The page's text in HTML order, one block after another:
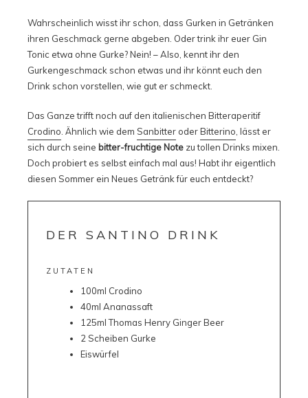
Wahrscheinlich wisst ihr schon, dass Gurken in Getränken
ihren Geschmack gerne abgeben. Oder trink ihr euer Gin
Tonic etwa ohne Gurke? Nein! – Also, kennt ihr den
Gurkengeschmack schon etwas und ihr könnt euch den
Drink schon vorstellen, wie gut er schmeckt.
Das Ganze trifft noch auf den italienischen Bitteraperitif
Crodino. Ähnlich wie dem Sanbitter oderBitterino, lässt er
sich durch seine bitter-fruchtige Note zu tollen Drinks mixen.
Doch probiert es selbst einfach mal aus! Habt ihr eigentlich
diesen Sommer ein Neues Getränk für euch entdeckt?
DER SANTINO DRINK
ZUTATEN
100ml Crodino
40ml Ananassaft
125ml Thomas Henry Ginger Beer
2 Scheiben Gurke
Eiswürfel